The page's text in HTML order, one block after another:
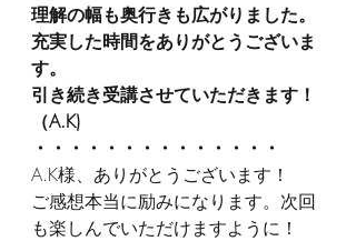
理解の幅も奥行きも広がりました。
充実した時間をありがとうございま
す。
引き続き受講させていただきます！
（A.K)
・・・・・・・・・・・・・・
A.K様、ありがとうございます！
ご感想本当に励みになります。次回
も楽しんでいただけますように！